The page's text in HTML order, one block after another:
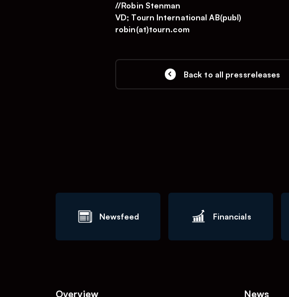
//Robin Stenman
VD; Tourn International AB(publ)
robin(at)tourn.com
Back to all pressreleases
Newsfeed Financials
Overview News